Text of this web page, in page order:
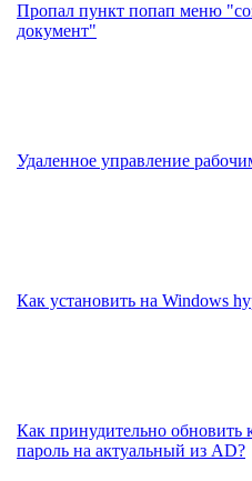
Пропал пункт попап меню
документ"
Удаленное управление
Как установить на Windows
Как принудительно
пароль на актуальный из AD?